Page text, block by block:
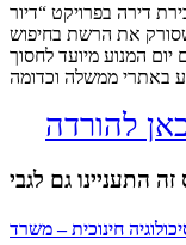
דירה בפרויקט “דיור
את הרשת בחיפוש
המנוע מיועד לחסוך
באתרי ממשלה וכדומה
להורדה
התעניינו גם לגבי